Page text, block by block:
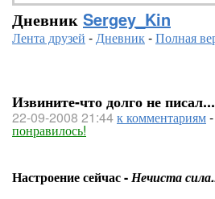
Дневник Sergey_Kin
Лента друзей -Дневник-Полная
Извините-что долго не
22-09-2008 21:44к комментариям-
понравилось!
Настроение сейчас -Нечиста